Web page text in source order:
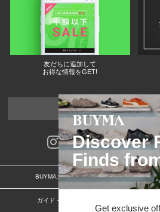
友だちに追加して
お得な情報をGET!
ページトップ
BUYMAスタートガイド
ガイド・お問い合わせ